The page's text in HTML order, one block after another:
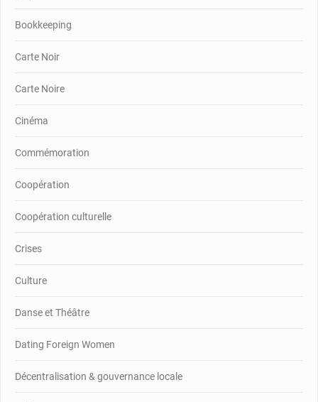
Bookkeeping
Carte Noir
Carte Noire
Cinéma
Commémoration
Coopération
Coopération culturelle
Crises
Culture
Danse et Théâtre
Dating Foreign Women
Décentralisation & gouvernance locale